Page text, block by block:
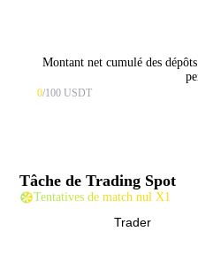
Montant net cumulé des
0/100 USDT
Tâche de Trading Spot
Tentatives de match nul X1
Trader